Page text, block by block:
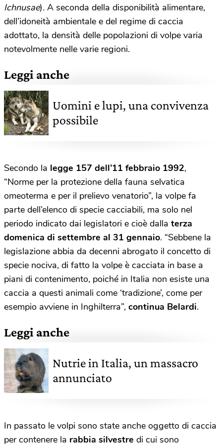
Ichnusae). A seconda della disponibilità alimentare,
dell’idoneità ambientale e del regime di caccia
adottato, la densità delle popolazioni di volpe varia
notevolmente nelle varie regioni.
Leggi anche
Uomini e lupi, una convivenza
possibile
Secondo la legge 157 dell’11 febbraio 1992,
“Norme per la protezione della fauna selvatica
omeoterma e per il prelievo venatorio”, la volpe fa
parte dell’elenco di specie cacciabili, ma solo nel
periodo indicato dai legislatori e cioè dalla terza
domenica di settembre al 31 gennaio. “Sebbene la
legislazione abbia da decenni abrogato il concetto di
specie nociva, di fatto la volpe è cacciata in base a
piani di contenimento, poiché in Italia non esiste una
caccia a questi animali come ‘tradizione’, come per
esempio avviene in Inghilterra”, continua Belardi.
Leggi anche
Nutrie in Italia, un massacro
annunciato
In passato le volpi sono state anche oggetto di caccia
per contenere la rabbia silvestre di cui sono